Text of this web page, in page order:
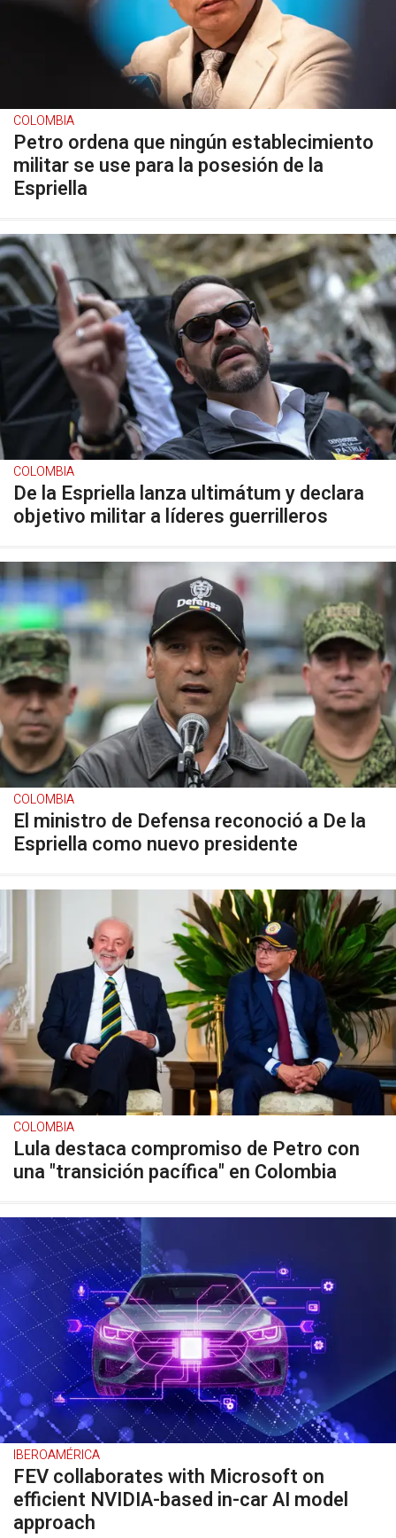
COLOMBIA
Petro ordena que ningún establecimiento
militar se use para la posesión de la
Espriella
COLOMBIA
De la Espriella lanza ultimátum y declara
objetivo militar a líderes guerrilleros
COLOMBIA
El ministro de Defensa reconoció a De la
Espriella como nuevo presidente
COLOMBIA
Lula destaca compromiso de Petro con
una "transición pacífica" en Colombia
IBEROAMÉRICA
FEV collaborates with Microsoft on
efficient NVIDIA-based in-car AI model
approach